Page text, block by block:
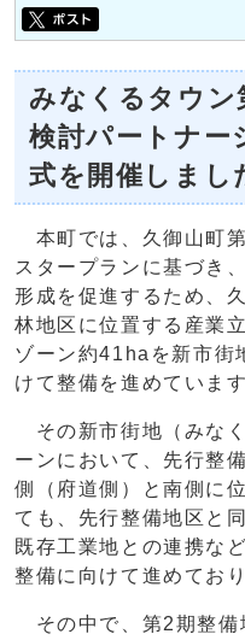
みなくるタウン
検討パートナー
式を開催しまし
本町では、久御山町
スタープランに基づき
形成を促進するため、
林地区に位置する産業
ゾーン約41haを新市街
けて整備を進めています
その新市街地（みな
ーンにおいて、先行整
側（府道側）と南側に
ても、先行整備地区と
既存工業地との連携な
整備に向けて進めており
その中で、第2期整備